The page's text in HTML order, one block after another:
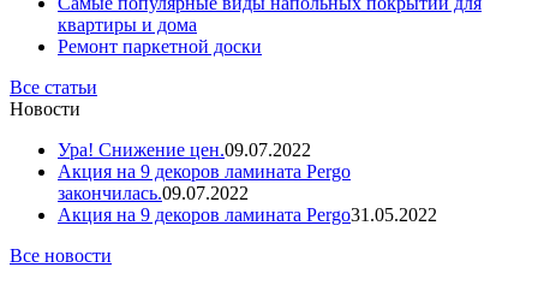
квартиры и дома
Ремонт паркетной доски
Все статьи
Новости
Ура! Снижение цен.09.07.2022
Акция на 9 декоров ламината Pergo
закончилась.09.07.2022
Акция на 9 декоров ламината Pergo31.05.2022
Все новости